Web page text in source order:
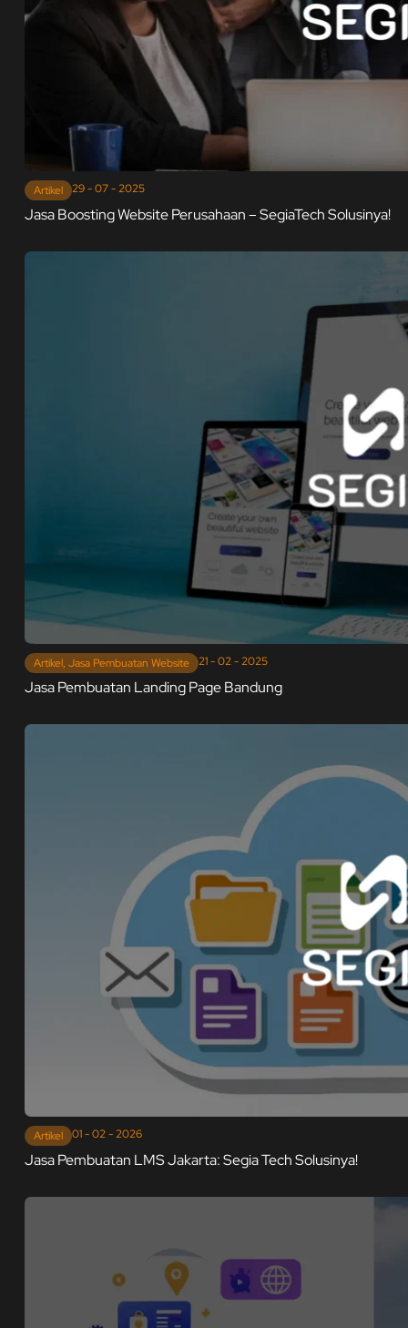
Artikel 29 - 07 - 2025
Jasa Boosting Website Perusahaan – SegiaTech Solusinya!
Artikel, Jasa Pembuatan Website 21 - 02 - 2025
Jasa Pembuatan Landing Page Bandung
Artikel 01 - 02 - 2026
Jasa Pembuatan LMS Jakarta: Segia Tech Solusinya!